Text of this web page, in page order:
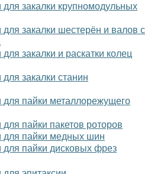
закалки крупномодульных
закалки шестерён и валов с
закалки и раскатки колец
закалки станин
для пайки металлорежущего
пайки пакетов роторов
для пайки медных шин
для пайки дисковых фрез